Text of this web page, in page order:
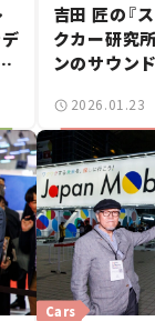
吉田 匠の『
クカー研究
ンのサウン
──ホンダ新
2026.01.23
Cars